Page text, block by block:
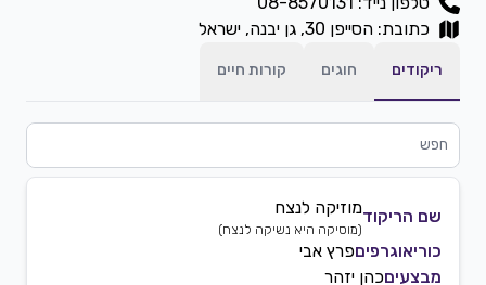
כתובת: הסייפן 30, גן יבנה, ישראל
ריקודים חוגים קורות חיים
שם הריקודמוזיקה לנצח
(מוסיקה היא נשיקה לנצח)
כוריאוגרפיםפרץ אבי
מבצעיםכהן יזהר